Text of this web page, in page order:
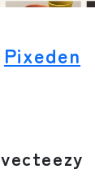
Pixeden
vecteezy